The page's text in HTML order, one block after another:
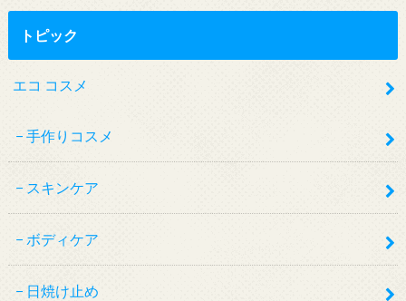
トピック
エコ コスメ
手作りコスメ
スキンケア
ボディケア
日焼け止め